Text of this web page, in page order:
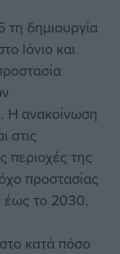
τη δημιουργία
Ιόνιο και
Η ανακοίνωση
στις
περιοχές της
προστασίας
έως το 2030.
κατά πόσο